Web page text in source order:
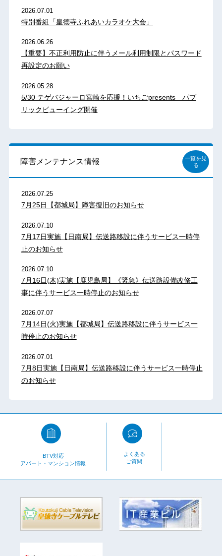
2026.07.01
特別番組「皇徳寺ふれあいカラオケ大会」
2026.06.26
【重要】不正利用防止に伴うメール利用制限とパスワード
再設定のお願い
2026.05.28
5/30 テゲバジャーロ宮崎を応援！いちごpresents パブ
リックビューイング開催
障害メンテナンス情報
一覧を見
る
2026.07.25
7月25日【都城局】障害復旧のお知らせ
2026.07.10
7月17日実施【日南局】伝送路移設に伴うサービス一時停
止のお知らせ
2026.07.10
7月16日(木)実施【鹿児島局】《緊急》伝送路設備改修工
事に伴うサービス一時停止のお知らせ
2026.07.07
7月14日(火)実施【都城局】伝送路移設に伴うサービス一
時停止のお知らせ
2026.07.01
7月8日実施【日南局】伝送路移設に伴うサービス一時停止
のお知らせ
BTV対応
アパート・マンション情報
よくある
ご質問